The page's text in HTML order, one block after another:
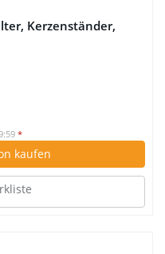
Kerzenständer,
*
kaufen